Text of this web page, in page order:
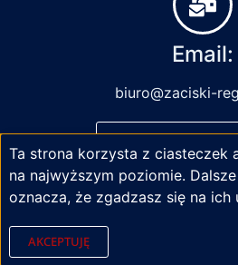
Email:
biuro@zaciski-
NAPISZ
Ta strona korzysta z ciasteczek
na najwyższym poziomie.
oznacza, że zgadzasz się na ich
AKCEPTUJĘ